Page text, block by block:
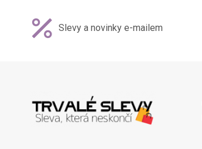
Slevy a novinky e-mailem